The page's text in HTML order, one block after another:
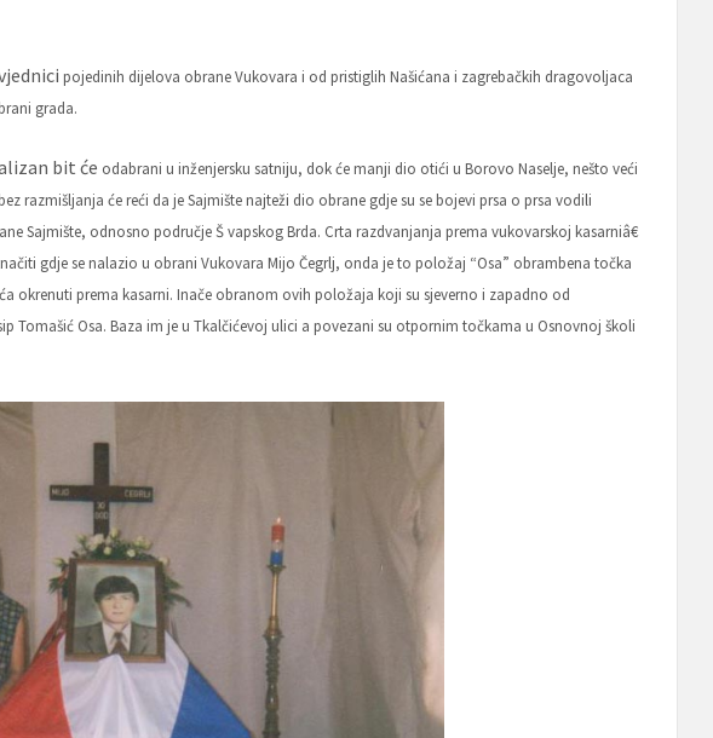
pojedinih dijelova obrane Vukovara i od pristiglih Našićana i zagrebačkih dragovoljaca
grada.
bit će odabrani u inženjersku satniju, dok će manji dio otići u Borovo Naselje, nešto veći
razmišljanja će reći da je Sajmište najteži dio obrane gdje su se bojevi prsa o prsa vodili
Sajmište, odnosno područje Š vapskog Brda. Crta razdvanjanja prema vukovarskoj kasarniâ€
gdje se nalazio u obrani Vukovara Mijo Čegrlj, onda je to položaj “Osa” obrambena točka
okrenuti prema kasarni. Inače obranom ovih položaja koji su sjeverno i zapadno od
Tomašić Osa. Baza im je u Tkalčićevoj ulici a povezani su otpornim točkama u Osnovnoj školi